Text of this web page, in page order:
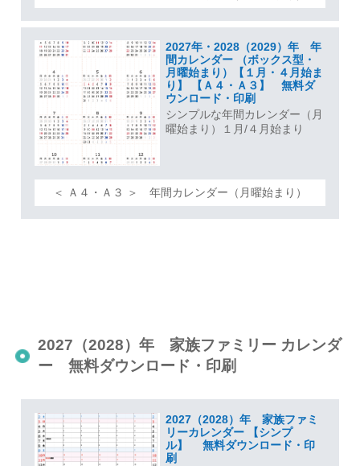
2027年・2028（2029）年 年
間カレンダー （ボックス型・
月曜始まり）【１月・４月始ま
り】 【Ａ４・Ａ３】 無料ダ
ウンロード・印刷
シンプルな年間カレンダー（月
曜始まり）１月/４月始まり
＜ Ａ４・Ａ３ ＞ 年間カレンダー（月曜始まり）
2027（2028）年 家族ファミリー カレンダ
ー 無料ダウンロード・印刷
2027（2028）年 家族ファミ
リーカレンダー 【シンプ
ル】 無料ダウンロード・印
刷